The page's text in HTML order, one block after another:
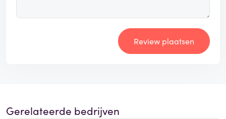
Review plaatsen
Gerelateerde bedrijven